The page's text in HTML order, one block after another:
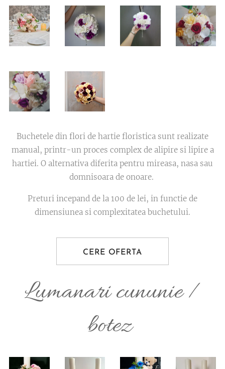
Buchetele din flori de hartie floristica sunt realizate
manual, printr-un proces complex de alipire si lipire a
hartiei. O alternativa diferita pentru mireasa, nasa sau
domnisoara de onoare.
Preturi incepand de la 100 de lei, in functie de
dimensiunea si complexitatea buchetului.
CERE OFERTA
Lumanari cununie /
botez